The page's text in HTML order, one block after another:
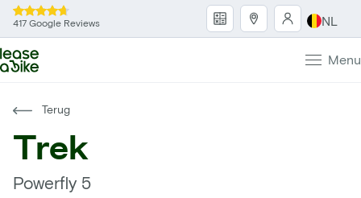
417 Google Reviews NL
Menu
Terug
Trek
Powerfly 5